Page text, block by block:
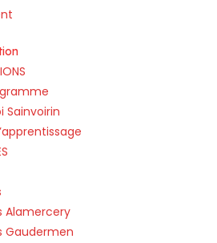
Sainvoirin
Alamercery
Gaudermen